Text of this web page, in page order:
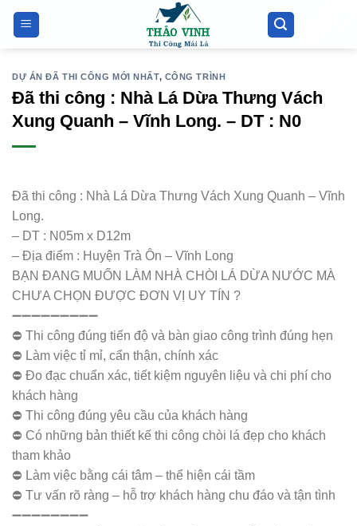
Bỏ
qua
nội
DỰ ÁN ĐÃ THI CÔNG MỚI NHẤT, CÔNG TRÌNH
Đã thi công : Nhà Lá Dừa Thưng Vách
Xung Quanh – Vĩnh Long. – DT : N0
Đã thi công : Nhà Lá Dừa Thưng Vách Xung Quanh – Vĩnh
Long.
– DT : N05m x D12m
– Địa điểm : Huyện Trà Ôn – Vĩnh Long
BẠN ĐANG MUỐN LÀM NHÀ CHÒI LÁ DỪA NƯỚC MÀ
CHƯA CHỌN ĐƯỢC ĐƠN VỊ UY TÍN ?
➖➖➖➖➖➖➖➖➖
⛔️ Thi công đúng tiến độ và bàn giao công trình đúng hẹn
⛔️ Làm việc tỉ mỉ, cẩn thận, chính xác
⛔️ Đo đạc chuẩn xác, tiết kiệm nguyên liệu và chi phí cho
khách hàng
⛔️ Thi công đúng yêu cầu của khách hàng
⛔️ Có những bản thiết kế thi công chòi lá đẹp cho khách
tham khảo
⛔️ Làm việc bằng cái tâm – thể hiện cái tầm
⛔️ Tư vấn rõ ràng – hỗ trợ khách hàng chu đáo và tận tình
➖➖➖➖➖➖➖➖